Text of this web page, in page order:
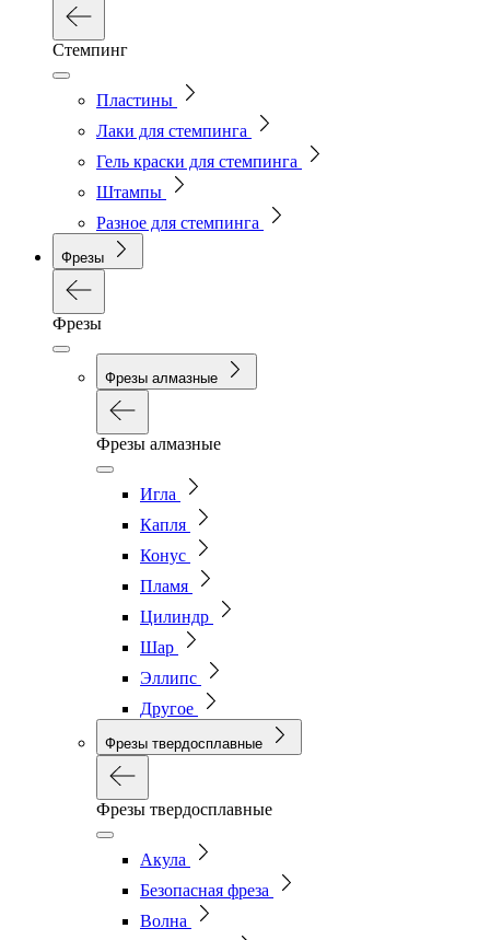
Стемпинг
Пластины
Лаки для стемпинга
Гель краски для стемпинга
Штампы
Разное для стемпинга
Фрезы
Фрезы
Фрезы алмазные
Фрезы алмазные
Игла
Капля
Конус
Пламя
Цилиндр
Шар
Эллипс
Другое
Фрезы твердосплавные
Фрезы твердосплавные
Акула
Безопасная фреза
Волна